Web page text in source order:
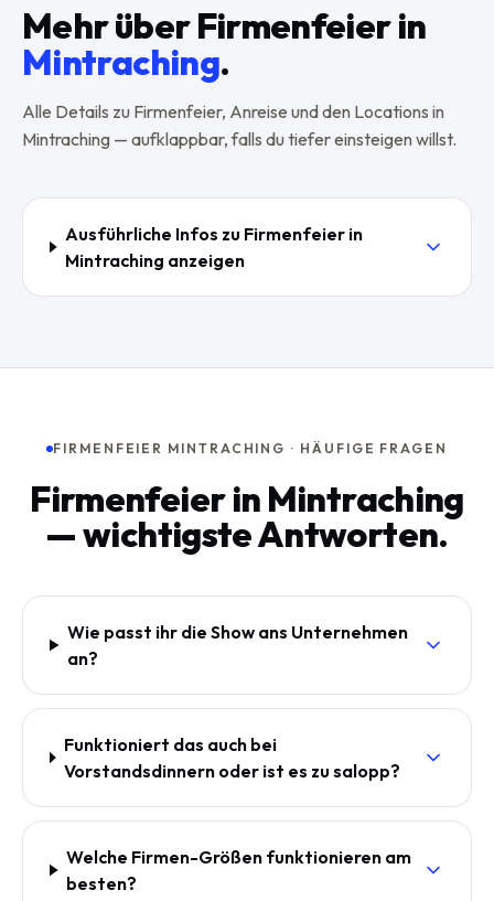
Mehr überFirmenfeierin
Mintraching.
Alle Details zu Firmenfeier, Anreise und den Locations in
Mintraching — aufklappbar, falls du tiefer einsteigen willst.
Ausführliche Infos zu Firmenfeier in
Mintraching anzeigen
FIRMENFEIER MINTRACHING · HÄUFIGE FRAGEN
Firmenfeier in Mintraching
— wichtigste Antworten.
Wie passt ihr die Show ans Unternehmen
an?
Funktioniert das auch bei
Vorstandsdinnern oder ist es zu salopp?
Welche Firmen-Größen funktionieren am
besten?